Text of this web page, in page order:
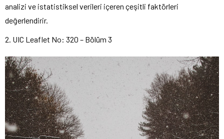
analizi ve istatistiksel verileri içeren çeşitli faktörleri
değerlendirir.
2. UIC Leaflet No: 320 – Bölüm 3